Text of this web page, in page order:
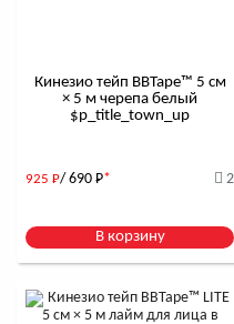
Кинезио тейп BBTape™ 5 см
× 5 м черепа белый
$р_title_town_up
925 Р/ 690 Р* 2
В корзину